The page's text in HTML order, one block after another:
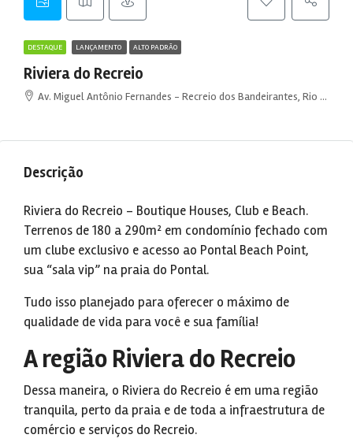
DESTAQUE LANÇAMENTO ALTO PADRÃO
Riviera do Recreio
Av. Miguel Antônio Fernandes - Recreio dos Bandeirantes, Rio de Janeiro - RJ, Brasil
Descrição
Riviera do Recreio – Boutique Houses, Club e Beach.
Terrenos de 180 a 290m² em condomínio fechado com
um clube exclusivo e acesso ao Pontal Beach Point,
sua “sala vip” na praia do Pontal.
Tudo isso planejado para oferecer o máximo de
qualidade de vida para você e sua família!
A região Riviera do Recreio
Dessa maneira, o Riviera do Recreio é em uma região
tranquila, perto da praia e de toda a infraestrutura de
comércio e serviços do Recreio.